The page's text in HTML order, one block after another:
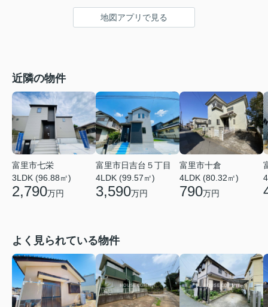
地図アプリで見る
近隣の物件
富里市七栄
3LDK (96.88㎡)
2,790万円
富里市日吉台５丁目
4LDK (99.57㎡)
3,590万円
富里市十倉
4LDK (80.32㎡)
790万円
よく見られている物件